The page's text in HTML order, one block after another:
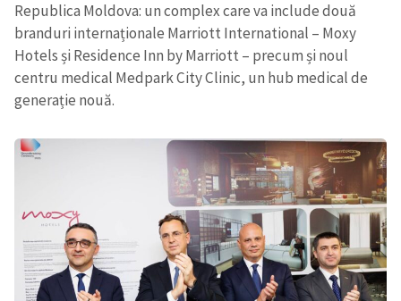
Republica Moldova: un complex care va include două
branduri internaționale Marriott International – Moxy
Hotels și Residence Inn by Marriott – precum și noul
centru medical Medpark City Clinic, un hub medical de
generație nouă.